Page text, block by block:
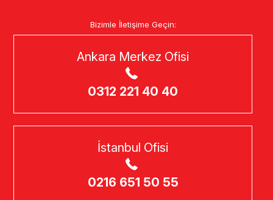
Bizimle İletişime Geçin:
Ankara Merkez Ofisi
0312 221 40 40
İstanbul Ofisi
0216 651 50 55